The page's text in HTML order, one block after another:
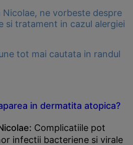
Nicolae, ne vorbeste despre
si tratament in cazul alergiei
tot mai cautata in randul
in dermatita atopica?
Complicatiile pot
infectii bacteriene si virale